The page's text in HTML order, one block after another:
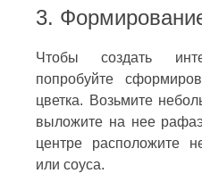
3.
Чтобы создать
попробуйте
цветка. Возьмите
выложите на нее
центре расположите
или соуса.